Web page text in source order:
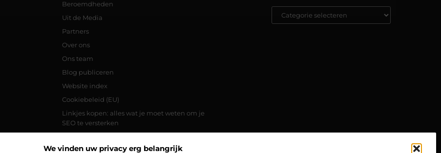
We vinden uw privacy erg belangrijk
Beroemdheden
Uit de Media
Partners
Over ons
Ons team
Blog publiceren
Website index
Cookiebeleid (EU)
Linkjes kopen: alles wat je moet weten om je
SEO te versterken
een duurzaam inkomen op te bouwen via het